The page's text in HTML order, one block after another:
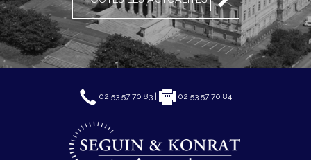
02 53 57 70 83 | 02 53 57 70 84